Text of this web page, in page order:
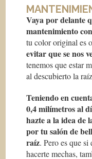
Vaya por delante
mantenimiento
tu color original es
evitar que se nos
tenemos que estar
al descubierto la
Teniendo en
0,4 milímetros al
hazte a la idea de
por tu salón de
raíz. Pero es que
hacerte mechas,